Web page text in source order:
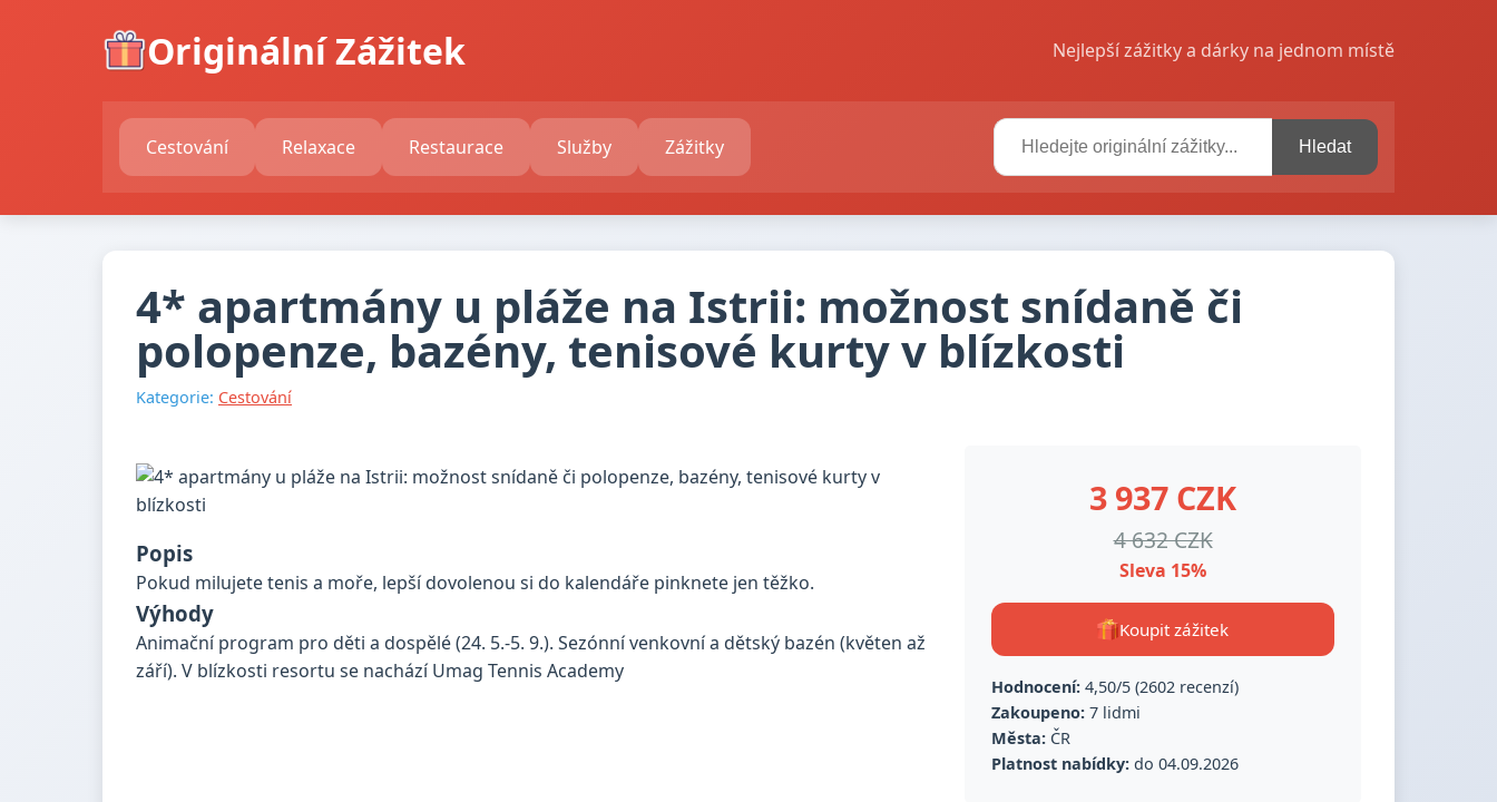
Originální Zážitek Nejlepší zážitky a dárky na jednom místě
Cestování Relaxace Restaurace Služby Zážitky Hledat
4* apartmány u pláže na Istrii: možnost snídaně či
polopenze, bazény, tenisové kurty v blízkosti
Kategorie: Cestování
Popis
Pokud milujete tenis a moře, lepší dovolenou si do kalendáře pinknete jen těžko.
Výhody
Animační program pro děti a dospělé (24. 5.-5. 9.). Sezónní venkovní a dětský bazén (květen až
září). V blízkosti resortu se nachází Umag Tennis Academy
3 937 CZK
4 632 CZK
Sleva 15%
Koupit zážitek
Hodnocení: 4,50/5 (2602 recenzí)
Zakoupeno: 7 lidmi
Města: ČR
Platnost nabídky: do 04.09.2026